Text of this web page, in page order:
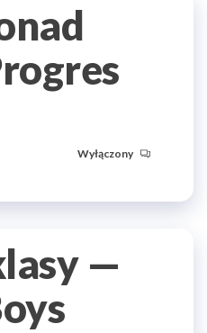
Wyłączony
—